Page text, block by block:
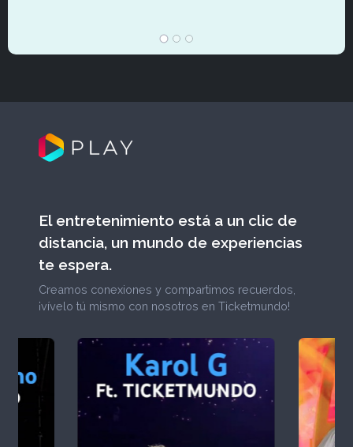
El entretenimiento está a un clic de
distancia, un mundo de experiencias
te espera.
Creamos conexiones y compartimos recuerdos,
¡vívelo tú mismo con nosotros en Ticketmundo!